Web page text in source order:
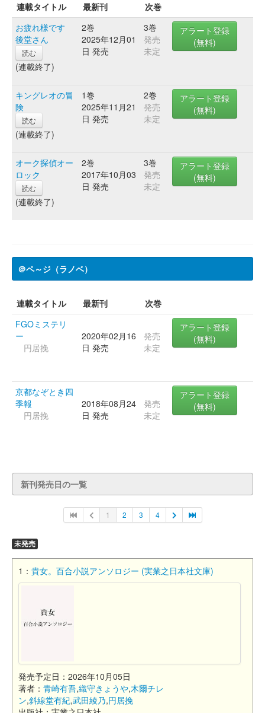
連載タイトル 最新刊
次巻
お疲れ様です
後堂さん
読む
(連載終了)
2巻
2025年12月01
日 発売
3巻
発売
未定
アラート登録
(無料)
キングレオの冒
険
読む
(連載終了)
1巻
2025年11月21
日 発売
2巻
発売
未定
アラート登録
(無料)
オーク探偵オー
ロック
読む
(連載終了)
2巻
2017年10月03
日 発売
3巻
発売
未定
アラート登録
(無料)
＠ペ～ジ（ラノベ）
連載タイトル 最新刊
次巻
FGOミステリ
ー
円居挽
2020年02月16
日 発売
発売
未定
アラート登録
(無料)
京都なぞとき四
季報
円居挽
2018年08月24
日 発売
発売
未定
アラート登録
(無料)
新刊発売日の一覧
1 2 3 4
未発売
1： 貴女。百合小説アンソロジー (実業之日本社文庫)
発売予定日：2026年10月05日
著者： 青崎有吾,織守きょうや,木爾チレ
ン,斜線堂有紀,武田綾乃,円居挽